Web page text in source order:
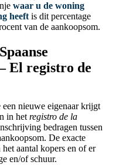
waar u de woning
heeft is dit percentage
van de aankoopsom.
El registro de
nieuwe eigenaar krijgt
in hetregistro de la
bedragen tussen
De exacte
aantal kopers en of er
en/of schuur.